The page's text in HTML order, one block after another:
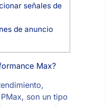
señales de
de anuncio
Max?
son un tipo